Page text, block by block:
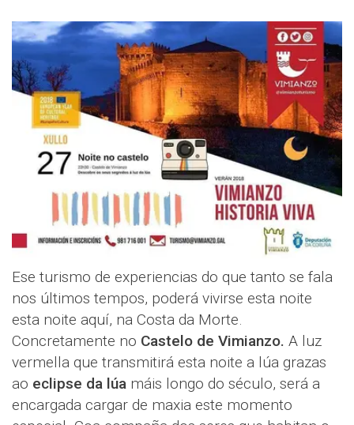
Ese turismo de experiencias do que tanto se fala
nos últimos tempos, poderá vivirse esta noite
esta noite aquí, na Costa da Morte.
Concretamente no Castelo de Vimianzo. A luz
vermella que transmitirá esta noite a lúa grazas
ao eclipse da lúa máis longo do século, será a
encargada cargar de maxia este momento